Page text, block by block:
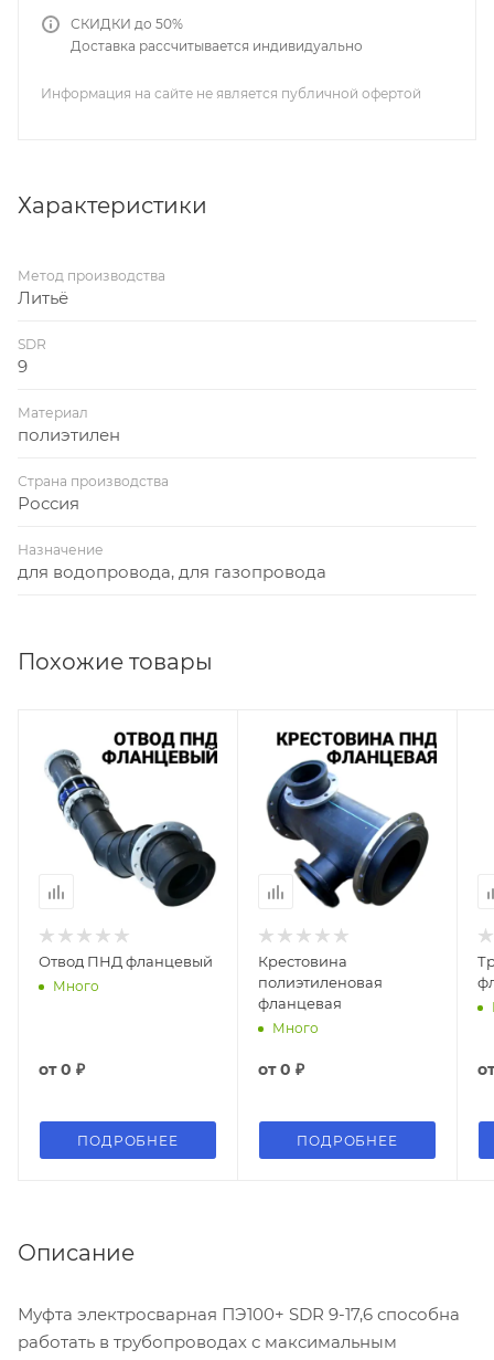
СКИДКИ до 50%
Доставка рассчитывается индивидуально
Информация на сайте не является публичной офертой
Характеристики
Метод производства
Литьё
SDR
9
Материал
полиэтилен
Страна производства
Россия
Назначение
для водопровода, для газопровода
Похожие товары
Отвод ПНД фланцевый
Много
от0 ₽
ПОДРОБНЕЕ
Крестовина
полиэтиленовая
фланцевая
Много
от0 ₽
ПОДРОБНЕЕ
Описание
Муфта электросварная ПЭ100+ SDR 9-17,6 способна
работать в трубопроводах с максимальным